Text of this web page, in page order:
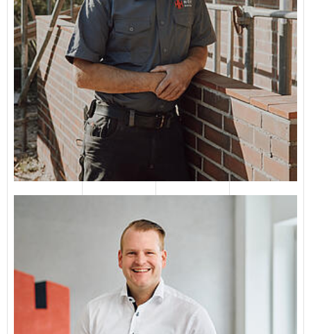
Lewe Christiansen
Bauingenieur · Master of Engeneering